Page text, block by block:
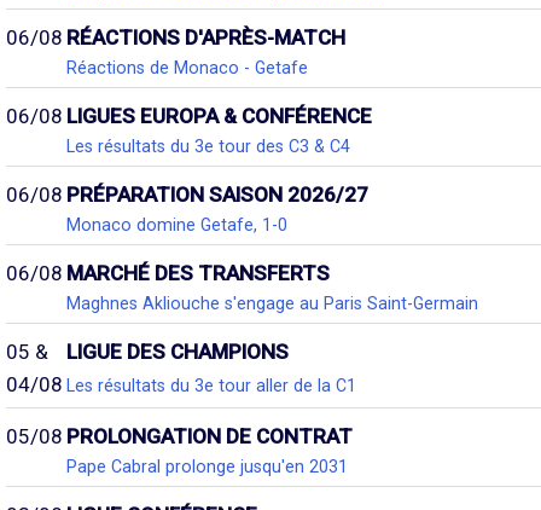
06/08 RÉACTIONS D'APRÈS-MATCH
Réactions de Monaco - Getafe
06/08 LIGUES EUROPA & CONFÉRENCE
Les résultats du 3e tour des C3 & C4
06/08 PRÉPARATION SAISON 2026/27
Monaco domine Getafe, 1-0
06/08 MARCHÉ DES TRANSFERTS
Maghnes Akliouche s'engage au Paris Saint-Germain
05 &
04/08
LIGUE DES CHAMPIONS
Les résultats du 3e tour aller de la C1
05/08 PROLONGATION DE CONTRAT
Pape Cabral prolonge jusqu'en 2031